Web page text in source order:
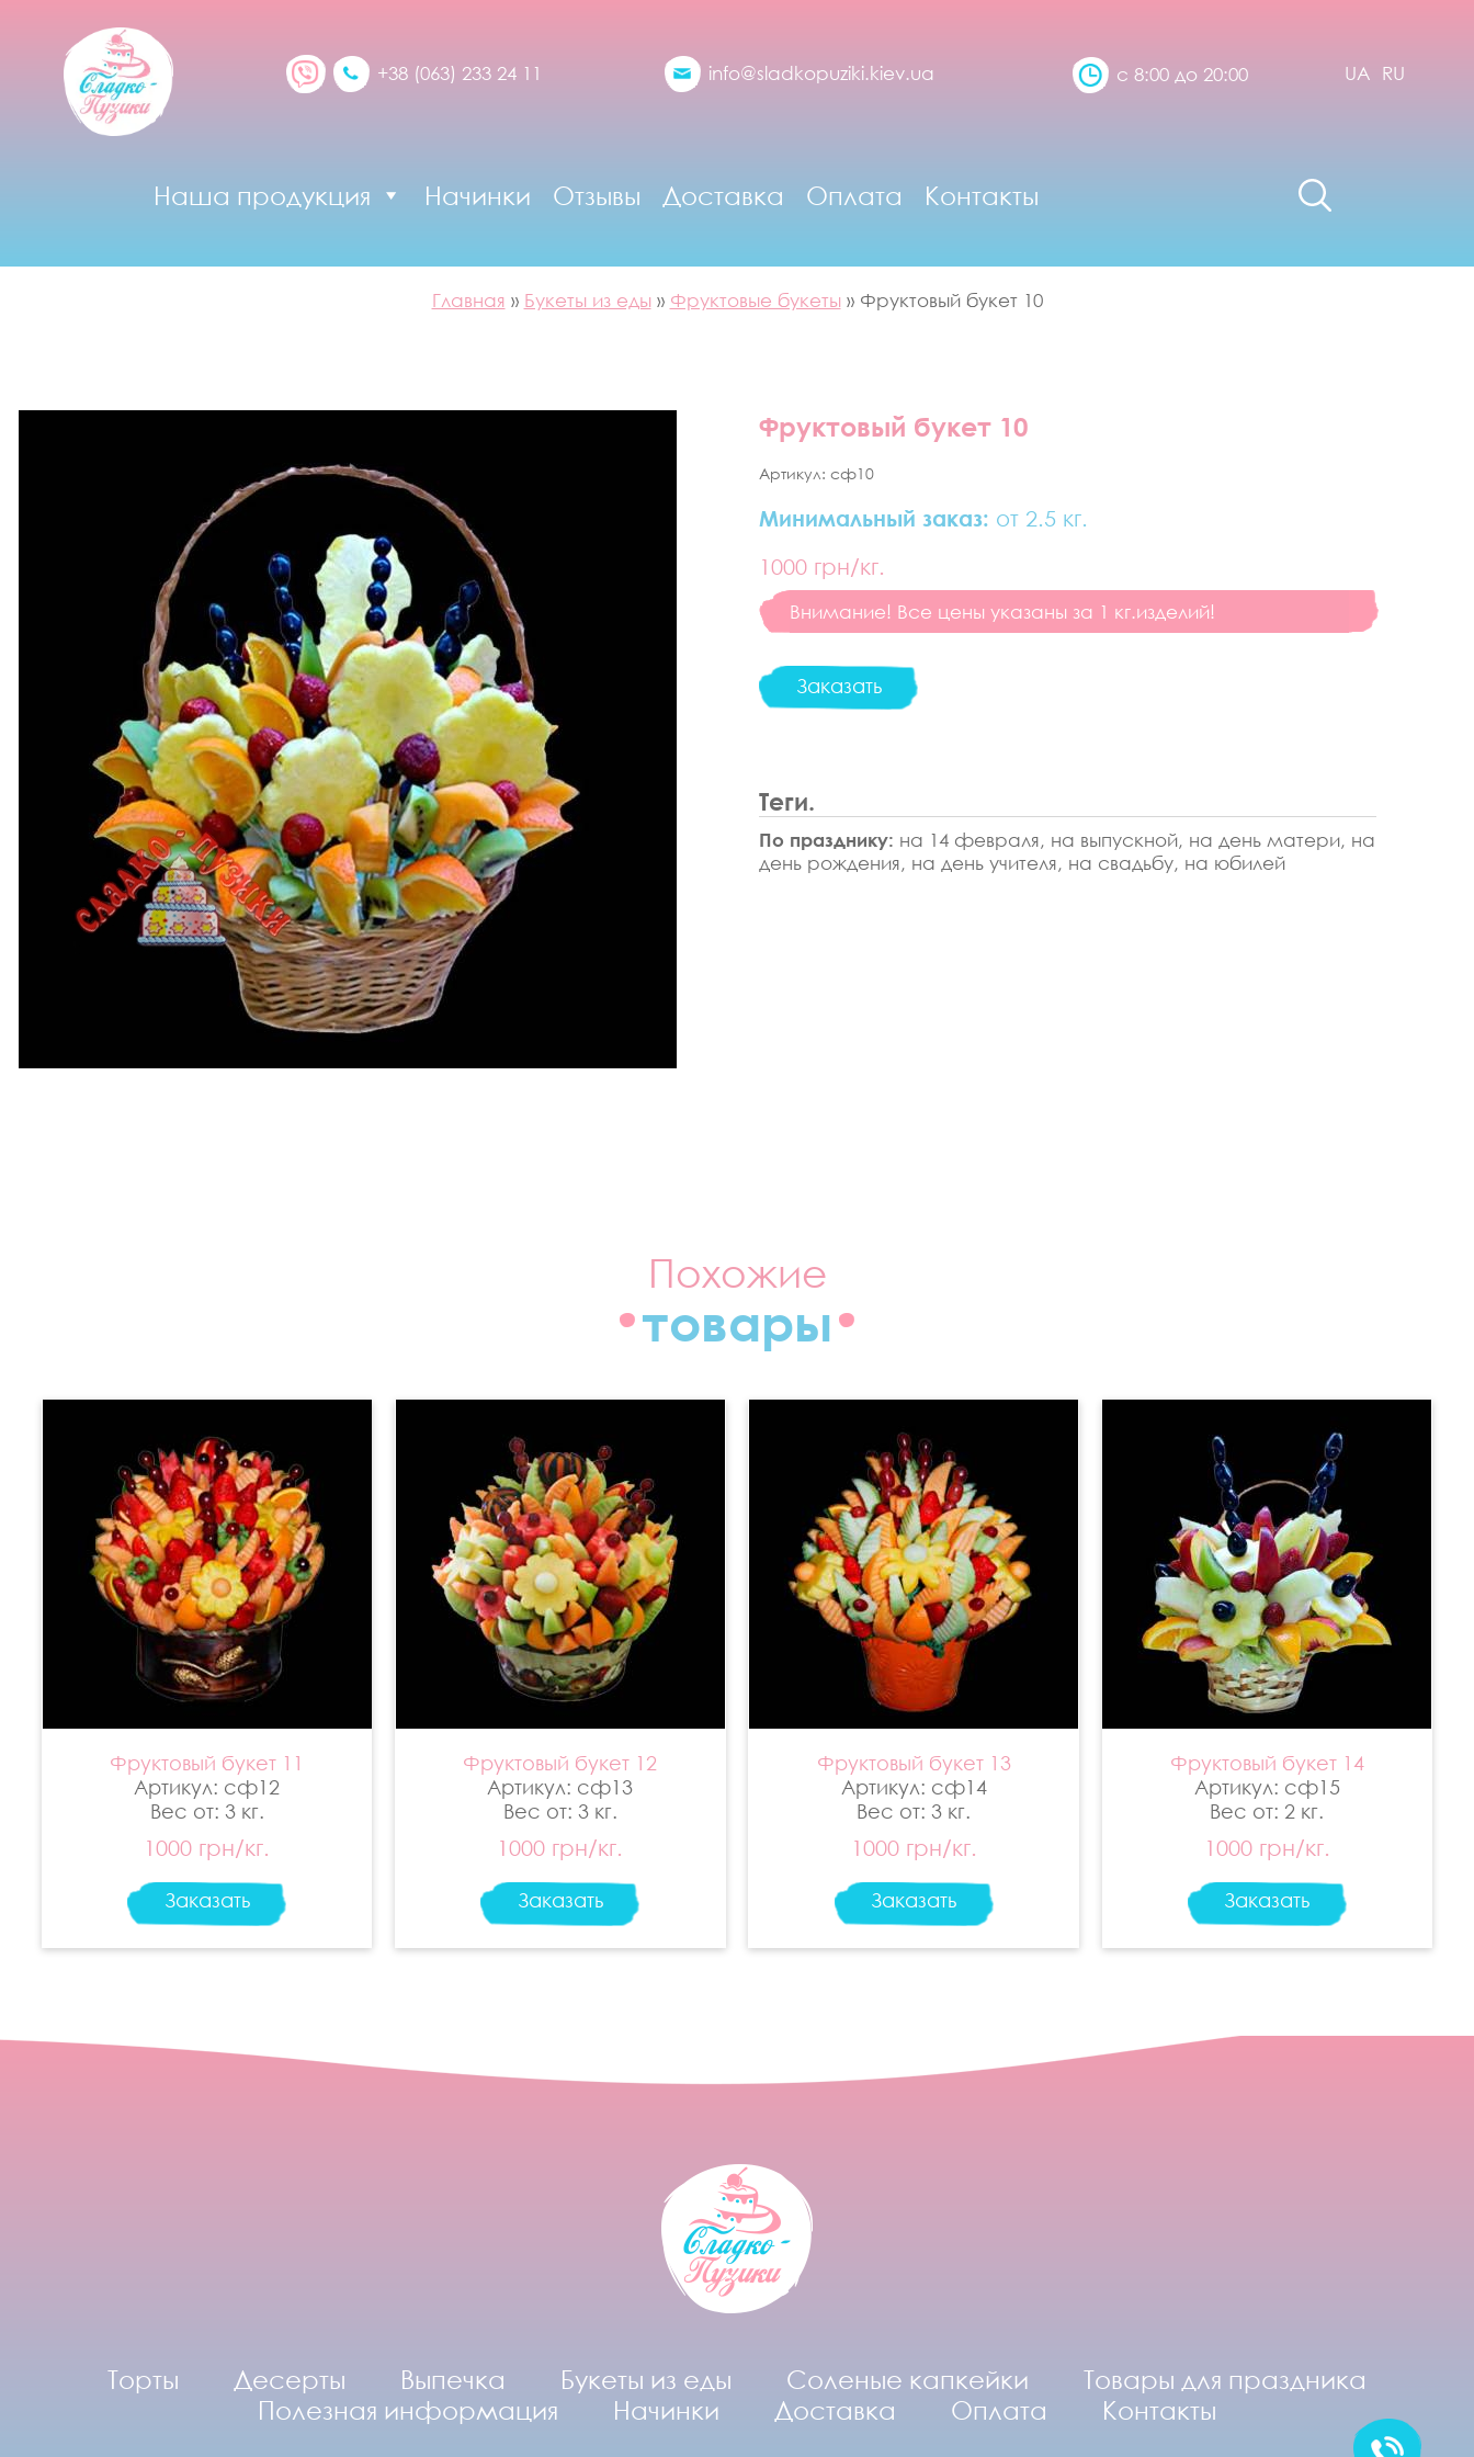
+38 (063) 233 24 11 info@sladkopuziki.kiev.ua с 8:00 до 20:00 UA RU
Наша продукция Начинки Отзывы Доставка Оплата Контакты
Главная » Букеты из еды » Фруктовые букеты » Фруктовый букет 10
Фруктовый букет 10
Артикул: сф10
Минимальный заказ: от 2.5 кг.
1000 грн/кг.
Внимание! Все цены указаны за 1 кг.изделий!
Заказать
Теги.
По празднику: на 14 февраля, на выпускной, на день матери, на
день рождения, на день учителя, на свадьбу, на юбилей
Похожие
товары
Фруктовый букет 11
Артикул: сф12
Вес от: 3 кг.
1000 грн/кг.
Заказать
Фруктовый букет 12
Артикул: сф13
Вес от: 3 кг.
1000 грн/кг.
Заказать
Фруктовый букет 13
Артикул: сф14
Вес от: 3 кг.
1000 грн/кг.
Заказать
Фруктовый букет 14
Артикул: сф15
Вес от: 2 кг.
1000 грн/кг.
Заказать
Торты Десерты Выпечка Букеты из еды Соленые капкейки
Товары для праздника
Полезная информация
Начинки Доставка Оплата Контакты